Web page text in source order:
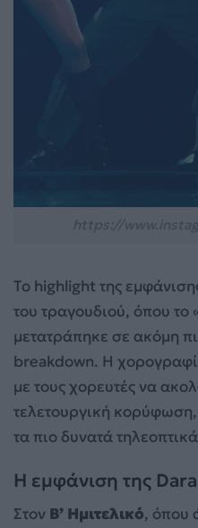
Το highlight της
του τραγουδιού, όπου το
μετατράπηκε σε ακόμη
breakdown. Η
με τους χορευτές να
τελετουργική
τα πιο δυνατά
Η εμφάνιση της Dara
Στον Β’ Ημιτελικό, όπου